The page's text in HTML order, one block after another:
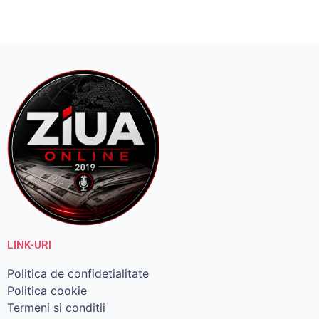
LINK-URI
Politica de confidetialitate
Politica cookie
Termeni si conditii